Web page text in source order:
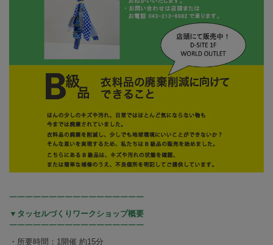
￣￣￣￣￣￣￣￣￣￣￣￣￣￣￣￣￣
▼タッセルづくりワークショップ概要
￣￣￣￣￣￣￣￣￣￣￣￣￣￣￣￣￣
・所要時間：1開催 約15分